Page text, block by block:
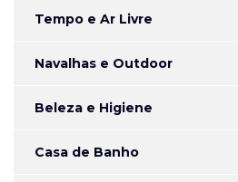
Tempo e Ar Livre
Navalhas e Outdoor
Beleza e Higiene
Casa de Banho